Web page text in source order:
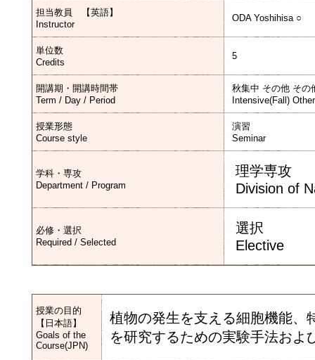
担当教員 【英語】
Instructor
ODA Yoshihisa ○
単位数
Credits
5
開講期・開講時間帯
Term / Day / Period
秋集中 その他 その
Intensive(Fall)
授業形態
Course style
演習
Seminar
学科・専攻
Department / Program
理学専攻
Division of
必修・選択
Required / Selected
選択
Elective
授業の目的
【日本語】
Goals of the
Course(JPN)
植物の発生を支える細胞機能、
を研究するための実験手法およ